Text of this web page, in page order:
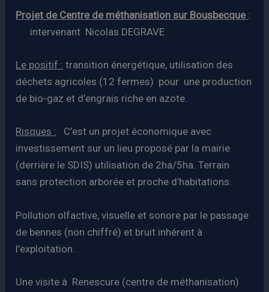
Projet de Centre de méthanisation sur Bousbecque :
intervenant Nicolas DEGRAVE
Le positif : transition énergétique, utilisation des
déchets agricoles (12 fermes) pour une production
de bio-gaz et d’engrais riche en azote.
Risques : C’est un projet économique avec
investissement sur un lieu proposé par la mairie
(derrière le SDIS) utilisation de 2ha/5ha. Terrain
sans protection arborée et proche d’habitations.
Pollution olfactive, visuelle et sonore par le passage
de bennes (non chiffré) et bruit inhérent à
l’exploitation.
Une visite à Renescure (centre de méthanisation)